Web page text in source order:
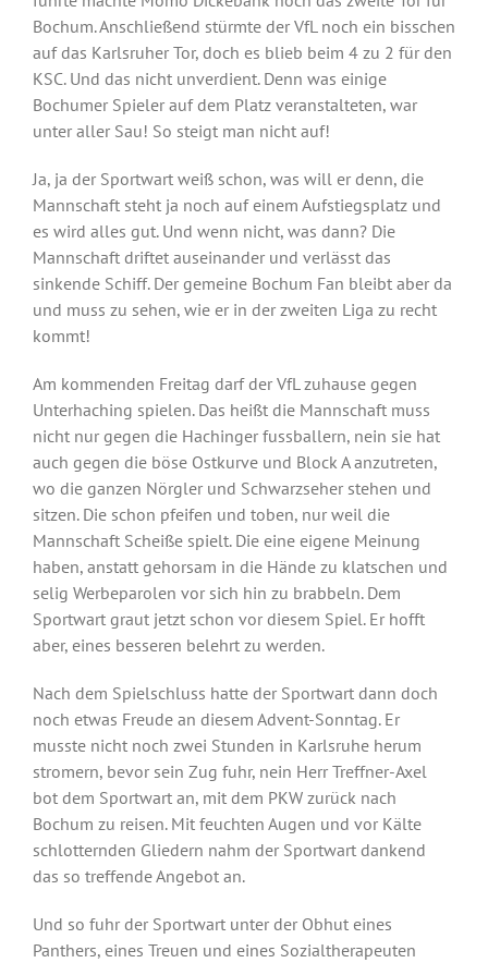
Bochum. Anschließend stürmte der VfL noch ein bisschen
auf das Karlsruher Tor, doch es blieb beim 4 zu 2 für den
KSC. Und das nicht unverdient. Denn was einige
Bochumer Spieler auf dem Platz veranstalteten, war
unter aller Sau! So steigt man nicht auf!
Ja, ja der Sportwart weiß schon, was will er denn, die
Mannschaft steht ja noch auf einem Aufstiegsplatz und
es wird alles gut. Und wenn nicht, was dann? Die
Mannschaft driftet auseinander und verlässt das
sinkende Schiff. Der gemeine Bochum Fan bleibt aber da
und muss zu sehen, wie er in der zweiten Liga zu recht
kommt!
Am kommenden Freitag darf der VfL zuhause gegen
Unterhaching spielen. Das heißt die Mannschaft muss
nicht nur gegen die Hachinger fussballern, nein sie hat
auch gegen die böse Ostkurve und Block A anzutreten,
wo die ganzen Nörgler und Schwarzseher stehen und
sitzen. Die schon pfeifen und toben, nur weil die
Mannschaft Scheiße spielt. Die eine eigene Meinung
haben, anstatt gehorsam in die Hände zu klatschen und
selig Werbeparolen vor sich hin zu brabbeln. Dem
Sportwart graut jetzt schon vor diesem Spiel. Er hofft
aber, eines besseren belehrt zu werden.
Nach dem Spielschluss hatte der Sportwart dann doch
noch etwas Freude an diesem Advent-Sonntag. Er
musste nicht noch zwei Stunden in Karlsruhe herum
stromern, bevor sein Zug fuhr, nein Herr Treffner-Axel
bot dem Sportwart an, mit dem PKW zurück nach
Bochum zu reisen. Mit feuchten Augen und vor Kälte
schlotternden Gliedern nahm der Sportwart dankend
das so treffende Angebot an.
Und so fuhr der Sportwart unter der Obhut eines
Panthers, eines Treuen und eines Sozialtherapeuten